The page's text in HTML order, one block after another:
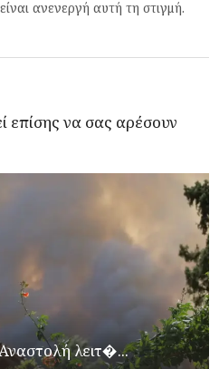
ανενεργή αυτή τη στιγμή.
επίσης να σας αρέσουν
λειτ�...